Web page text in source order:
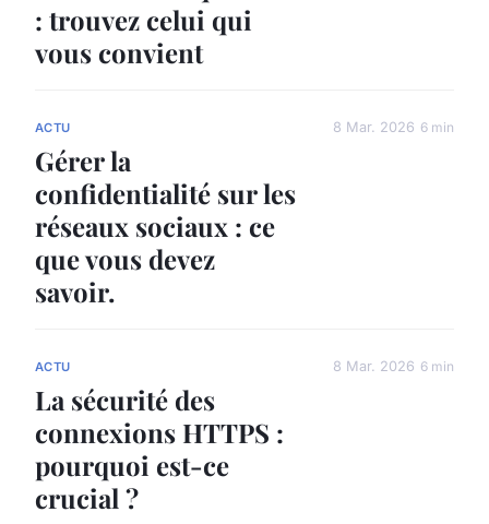
: trouvez celui qui
vous convient
ACTU
Gérer la
confidentialité sur les
réseaux sociaux : ce
que vous devez
savoir.
8 Mar. 2026 6 min
ACTU
La sécurité des
connexions HTTPS :
pourquoi est-ce
crucial ?
8 Mar. 2026 6 min